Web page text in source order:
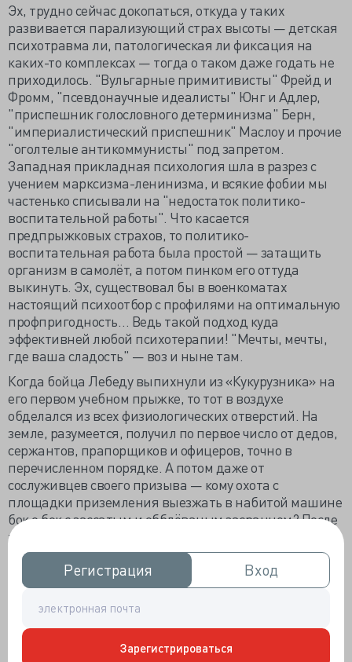
Регистрация
Регистрация Вход
Вход
Зарегистрироваться
Эх, трудно сейчас докопаться, откуда у таких
развивается парализующий страх высоты — детская
психотравма ли, патологическая ли фиксация на
каких-то комплексах — тогда о таком даже годать не
приходилось. "Вульгарные примитивисты" Фрейд и
Фромм, "псевдонаучные идеалисты" Юнг и Адлер,
"приспешник голословного детерминизма" Берн,
"империалистический приспешник" Маслоу и прочие
"оголтелые антикоммунисты" под запретом.
Западная прикладная психология шла в разрез с
учением марксизма-ленинизма, и всякие фобии мы
частенько списывали на "недостаток политико-
воспитательной работы". Что касается
предпрыжковых страхов, то политико-
воспитательная работа была простой — затащить
организм в самолёт, а потом пинком его оттуда
выкинуть. Эх, существовал бы в военкоматах
настоящий психоотбор с профилями на оптимальную
профпригодность… Ведь такой подход куда
эффективней любой психотерапии! "Мечты, мечты,
где ваша сладость" — воз и ныне там.
Когда бойца Лебеду выпихнули из «Кукурузника» на
его первом учебном прыжке, то тот в воздухе
обделался из всех физиологических отверстий. На
земле, разумеется, получил по первое число от дедов,
сержантов, прапорщиков и офицеров, точно в
перечисленном порядке. А потом даже от
сослуживцев своего призыва — кому охота с
площадки приземления выезжать в набитой машине
бок о бок с зассатым и обблёваным засранцем? После
такой инициации рядовой Лебеда решил больше
никогда в жизни не прыгать.
Денька через три после того злополучного прыжка
приёмной полкового медпункта. Подходит его
очередь. Ну, боец, на что жалуешься? "Да вот…
болит…" Молодой человек немногословен в своих